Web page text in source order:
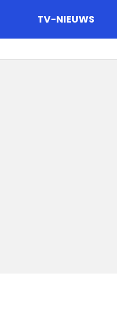
TV-NIEUWS